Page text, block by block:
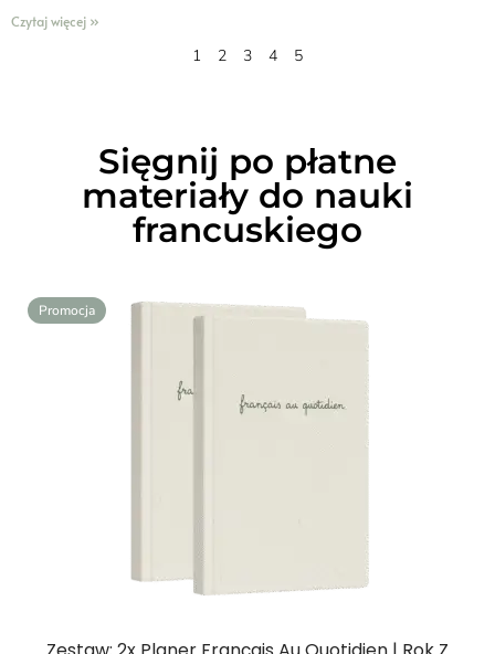
Czytaj więcej »
1 2 3 4 5
Sięgnij po płatne
materiały do nauki
francuskiego
Promocja